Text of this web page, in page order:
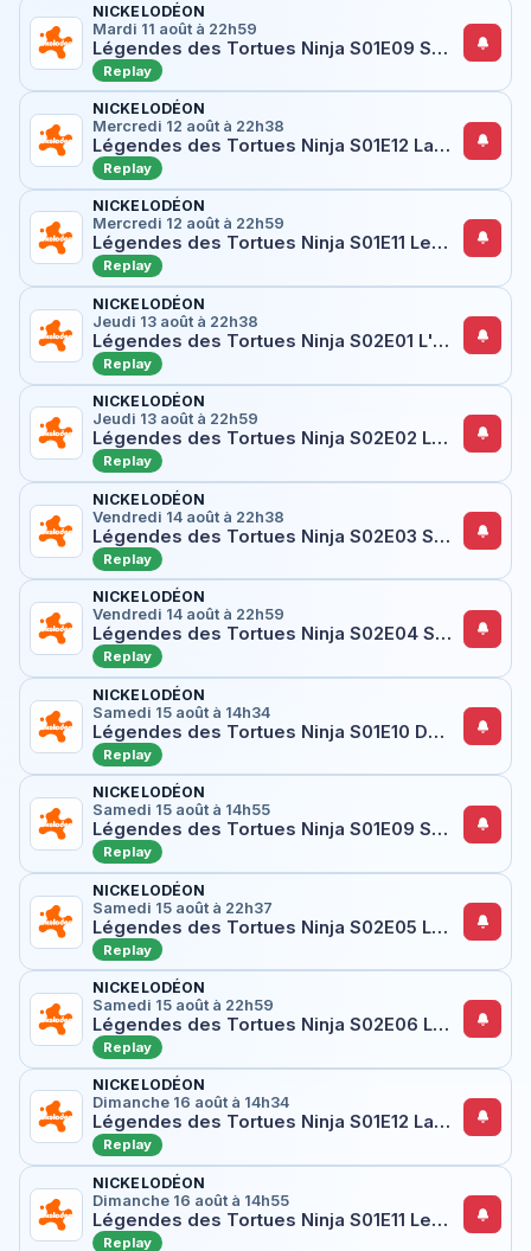
NICKELODÉON
Mardi 11 août à 22h59
Légendes des Tortues Ninja S01E09 Splinter et April affrontent un poisson rouge
Replay
NICKELODÉON
Mercredi 12 août à 22h38
Légendes des Tortues Ninja S01E12 La perle
Replay
NICKELODÉON
Mercredi 12 août à 22h59
Légendes des Tortues Ninja S01E11 Leonardo prend son envol
Replay
NICKELODÉON
Jeudi 13 août à 22h38
Légendes des Tortues Ninja S02E01 L'arène de combat des Mutants
Replay
NICKELODÉON
Jeudi 13 août à 22h59
Légendes des Tortues Ninja S02E02 Les Mutants entrent dans l'arène
Replay
NICKELODÉON
Vendredi 14 août à 22h38
Légendes des Tortues Ninja S02E03 Sinon Raph, seul contre tous
Replay
NICKELODÉON
Vendredi 14 août à 22h59
Légendes des Tortues Ninja S02E04 Staten Island
Replay
NICKELODÉON
Samedi 15 août à 14h34
Légendes des Tortues Ninja S01E10 Donnie sombre dans les limbes
Replay
NICKELODÉON
Samedi 15 août à 14h55
Légendes des Tortues Ninja S01E09 Splinter et April affrontent un poisson rouge
Replay
NICKELODÉON
Samedi 15 août à 22h37
Légendes des Tortues Ninja S02E05 Les autres Mutanimaux
Replay
NICKELODÉON
Samedi 15 août à 22h59
Légendes des Tortues Ninja S02E06 Les Mutants instables
Replay
NICKELODÉON
Dimanche 16 août à 14h34
Légendes des Tortues Ninja S01E12 La perle
Replay
NICKELODÉON
Dimanche 16 août à 14h55
Légendes des Tortues Ninja S01E11 Leonardo prend son envol
Replay